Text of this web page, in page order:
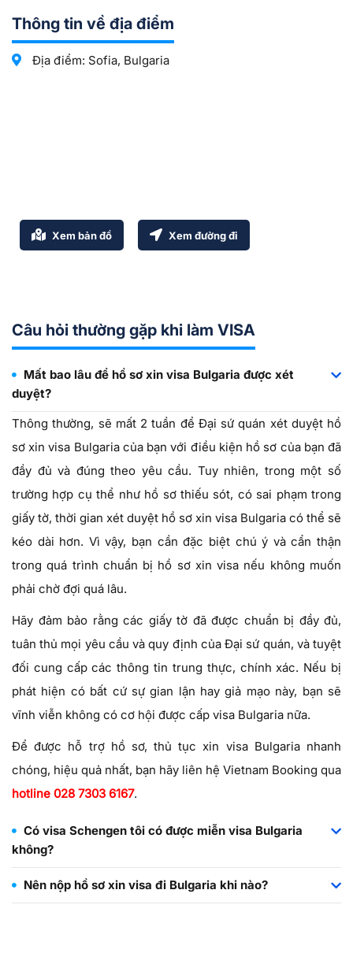
Thông tin về địa điểm
Địa điểm: Sofia, Bulgaria
Xem bản đồ Xem đường đi
Câu hỏi thường gặp khi làm VISA
Mất bao lâu để hồ sơ xin visa Bulgaria được xét
duyệt?
Thông thường, sẽ mất 2 tuần để Đại sứ quán xét duyệt hồ
sơ xin visa Bulgaria của bạn với điều kiện hồ sơ của bạn đã
đầy đủ và đúng theo yêu cầu. Tuy nhiên, trong một số
trường hợp cụ thể như hồ sơ thiếu sót, có sai phạm trong
giấy tờ, thời gian xét duyệt hồ sơ xin visa Bulgaria có thể sẽ
kéo dài hơn. Vì vậy, bạn cần đặc biệt chú ý và cẩn thận
trong quá trình chuẩn bị hồ sơ xin visa nếu không muốn
phải chờ đợi quá lâu.
Hãy đảm bảo rằng các giấy tờ đã được chuẩn bị đầy đủ,
tuân thủ mọi yêu cầu và quy định của Đại sứ quán, và tuyệt
đối cung cấp các thông tin trung thực, chính xác. Nếu bị
phát hiện có bất cứ sự gian lận hay giả mạo này, bạn sẽ
vĩnh viễn không có cơ hội được cấp visa Bulgaria nữa.
Để được hỗ trợ hồ sơ, thủ tục xin visa Bulgaria nhanh
chóng, hiệu quả nhất, bạn hãy liên hệ Vietnam Booking qua
hotline 028 7303 6167.
Có visa Schengen tôi có được miễn visa Bulgaria
không?
Nên nộp hồ sơ xin visa đi Bulgaria khi nào?